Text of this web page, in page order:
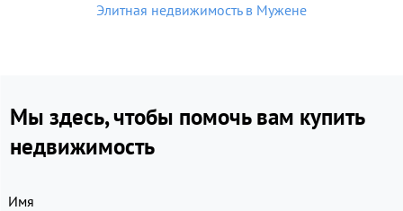
Элитная недвижимость в Мужене
Мы здесь, чтобы помочь вам купить
недвижимость
Имя